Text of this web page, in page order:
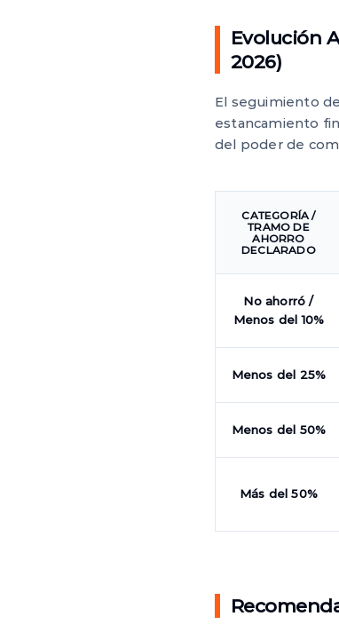
Evolución
2026)
El seguimiento
estancamiento
del poder de
CATEGORÍA /
TRAMO DE
AHORRO
DECLARADO
No ahorró /
Menos del 10%
Menos del 25%
Menos del 50%
Más del 50%